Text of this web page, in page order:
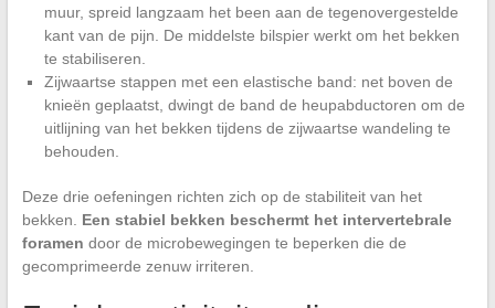
muur, spreid langzaam het been aan de tegenovergestelde
kant van de pijn. De middelste bilspier werkt om het bekken
te stabiliseren.
Zijwaartse stappen met een elastische band: net boven de
knieën geplaatst, dwingt de band de heupabductoren om de
uitlijning van het bekken tijdens de zijwaartse wandeling te
behouden.
Deze drie oefeningen richten zich op de stabiliteit van het
bekken. Een stabiel bekken beschermt het intervertebrale
foramen door de microbewegingen te beperken die de
gecomprimeerde zenuw irriteren.